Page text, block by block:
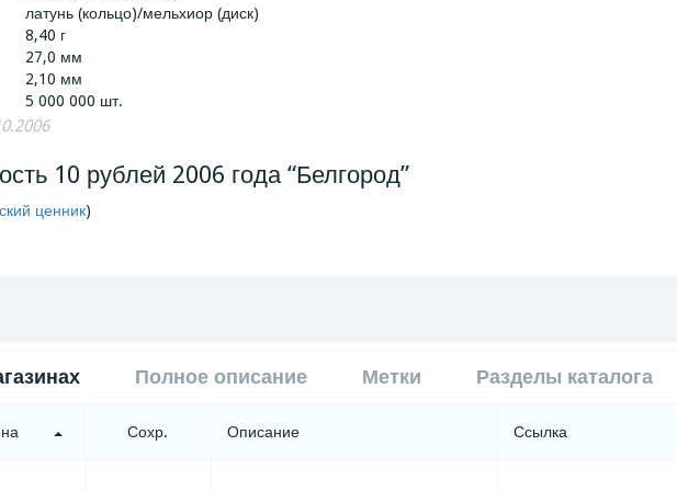
латунь (кольцо)/мельхиор (диск)
8,40 г
27,0 мм
2,10 мм
5 000 000 шт.
10 рублей 2006 года “Белгород”
ценник)
Полное описание Метки Разделы каталога
Сохр. Описание Ссылка